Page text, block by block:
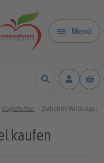
Menü
Vogelfutter Zubehör Wildvögel
kaufen